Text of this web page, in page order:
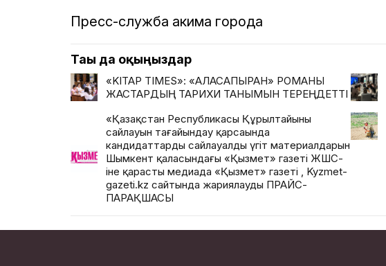
Пресс-служба акима города
Тағы да оқыңыздар
«KITAP TIMES»: «АЛАСАПЫРАН» РОМАНЫ
ЖАСТАРДЫҢ ТАРИХИ ТАНЫМЫН ТЕРЕҢДЕТТІ
«Қазақстан Республикасы Құрылтайының
сайлауын тағайындау қарсаңында
кандидаттардың сайлауалды үгіт материалдарын
Шымкент қаласындағы «Қызмет» газеті ЖШС-
іне қарасты медиада «Қызмет» газеті , Kyzmet-
gazeti.kz сайтында жариялаудың ПРАЙС-
ПАРАҚШАСЫ